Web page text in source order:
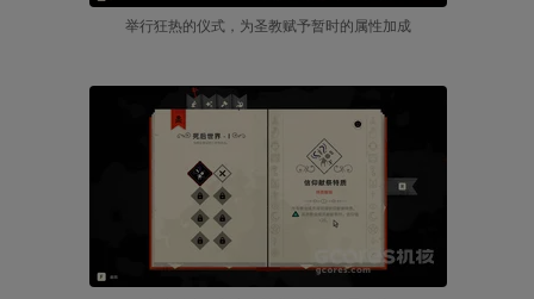
举行狂热的仪式，为圣教赋予暂时的属性加成